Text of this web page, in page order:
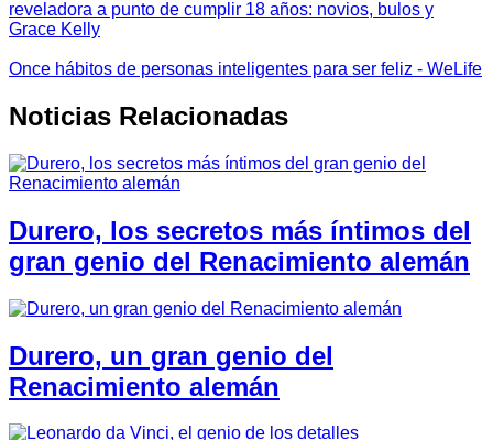
reveladora a punto de cumplir 18 años: novios, bulos y
Grace Kelly
Once hábitos de personas inteligentes para ser feliz - WeLife
Noticias Relacionadas
Durero, los secretos más íntimos del
gran genio del Renacimiento alemán
Durero, un gran genio del
Renacimiento alemán